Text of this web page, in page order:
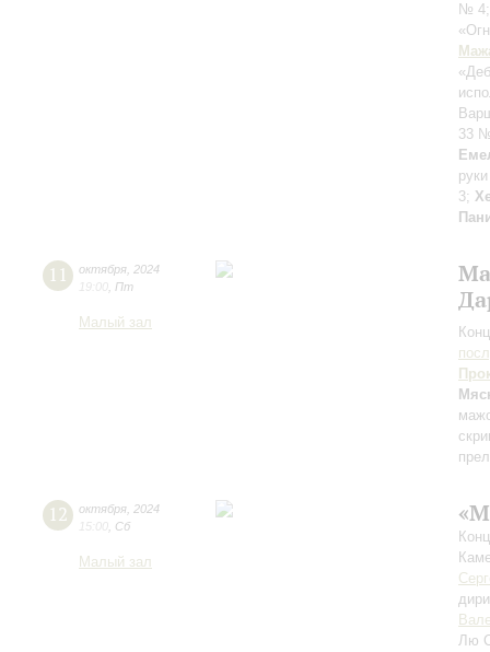
№
33
3;
11 октября 2024
19:00 Пт
Малый зал
12 октября 2024
15:00 Сб
Малый зал
Лю